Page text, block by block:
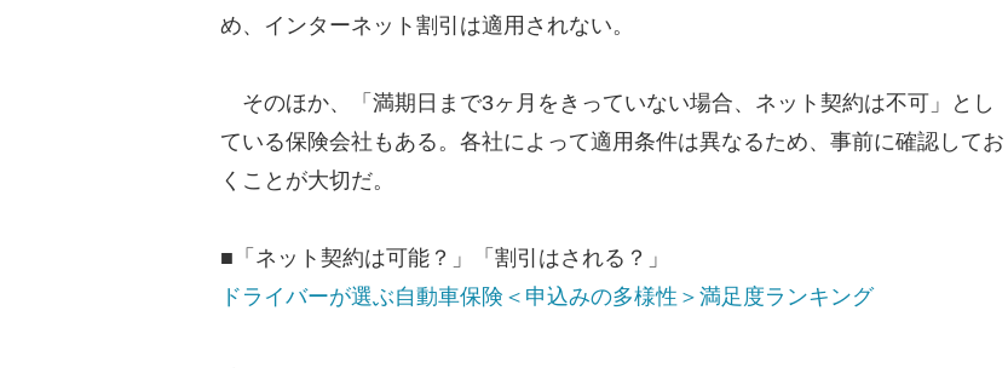
め、インターネット割引は適用されない。
そのほか、「満期日まで3ヶ月をきっていない場合、ネット契約は不可」とし
ている保険会社もある。各社によって適用条件は異なるため、事前に確認してお
くことが大切だ。
■「ネット契約は可能？」「割引はされる？」
ドライバーが選ぶ自動車保険＜申込みの多様性＞満足度ランキング